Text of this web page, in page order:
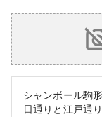
シャンボール駒
日通りと江戸通